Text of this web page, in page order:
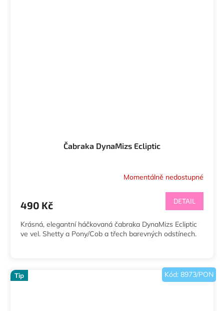
Čabraka DynaMizs Ecliptic
Momentálně nedostupné
490 Kč DETAIL
Krásná, elegantní háčkovaná čabraka DynaMizs Ecliptic
ve vel. Shetty a Pony/Cob a třech barevných odstínech.
Tip Kód: 8973/PON